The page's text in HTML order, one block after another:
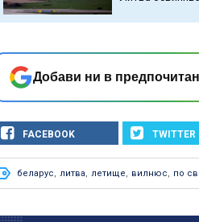
Добави ни в
FACEBOOK TWITTER
беларус, литва, летище, вилнюс, по